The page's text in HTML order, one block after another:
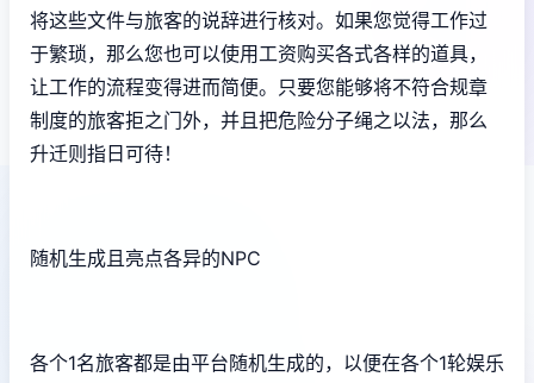
将这些文件与旅客的说辞进行核对。如果您觉得工作过
于繁琐，那么您也可以使用工资购买各式各样的道具，
让工作的流程变得进而简便。只要您能够将不符合规章
制度的旅客拒之门外，并且把危险分子绳之以法，那么
升迁则指日可待！
随机生成且亮点各异的NPC
各个1名旅客都是由平台随机生成的，以便在各个1轮娱乐